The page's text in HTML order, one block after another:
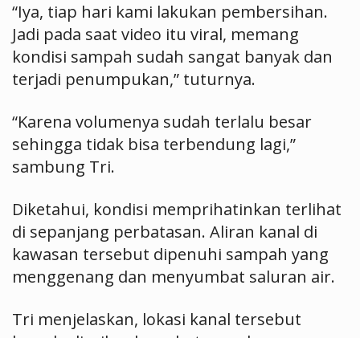
“Iya, tiap hari kami lakukan pembersihan.
Jadi pada saat video itu viral, memang
kondisi sampah sudah sangat banyak dan
terjadi penumpukan,” tuturnya.
“Karena volumenya sudah terlalu besar
sehingga tidak bisa terbendung lagi,”
sambung Tri.
Diketahui, kondisi memprihatinkan terlihat
di sepanjang perbatasan. Aliran kanal di
kawasan tersebut dipenuhi sampah yang
menggenang dan menyumbat saluran air.
Tri menjelaskan, lokasi kanal tersebut